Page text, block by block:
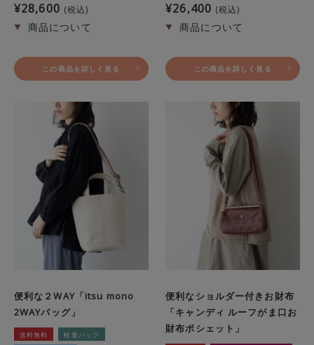
¥28,600 税込
この商品を詳しく見る
¥26,400 税込
この商品を詳しく見る
便利な２WAY「itsu mono
2WAYバッグ」
送料無料
軽量バッグ
便利なショルダー付きお財布
「キャンディ ルーフがま口お
財布ポシェット」